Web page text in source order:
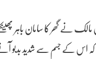
گھر کا سامان باہر پھینکنے
کہ اس کے جسم سے شدید